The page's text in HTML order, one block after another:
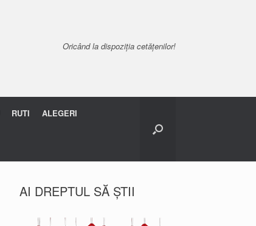
Oricând la dispoziția cetățenilor!
RUTI ALEGERI
AI DREPTUL SĂ ȘTII